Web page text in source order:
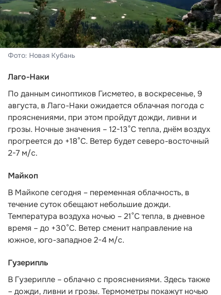
Фото: Новая Кубань
Лаго-Наки
По данным синоптиков Гисметео, в воскресенье, 9
августа, в Лаго-Наки ожидается облачная погода с
прояснениями, при этом пройдут дожди, ливни и
грозы. Ночные значения – 12-13°С тепла, днём воздух
прогреется до +18°С. Ветер будет северо-восточный
2-7 м/с.
Майкоп
В Майкопе сегодня – переменная облачность, в
течение суток обещают небольшие дожди.
Температура воздуха ночью – 21°С тепла, в дневное
время – до +30°С. Ветер сменит направление на
южное, юго-западное 2-4 м/с.
Гузерипль
В Гузерипле – облачно с прояснениями. Здесь также
– дожди, ливни и грозы. Термометры покажут ночью